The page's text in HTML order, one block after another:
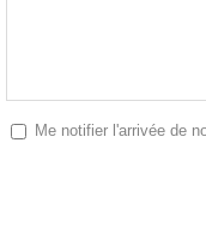
Me notifier l'arrivée de